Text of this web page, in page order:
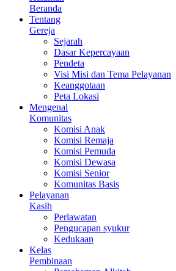
Beranda
Tentang
Gereja
Sejarah
Dasar Kepercayaan
Pendeta
Visi Misi dan Tema Pelayanan
Keanggotaan
Peta Lokasi
Mengenal
Komunitas
Komisi Anak
Komisi Remaja
Komisi Pemuda
Komisi Dewasa
Komisi Senior
Komunitas Basis
Pelayanan
Kasih
Perlawatan
Pengucapan syukur
Kedukaan
Kelas
Pembinaan